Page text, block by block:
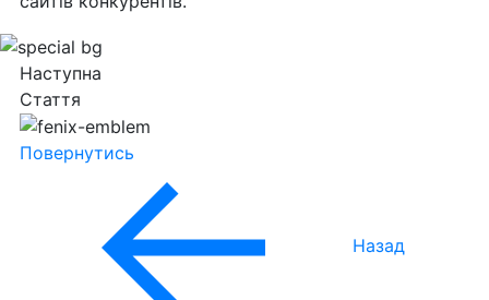
Наступна
Стаття
Повернутись
Назад